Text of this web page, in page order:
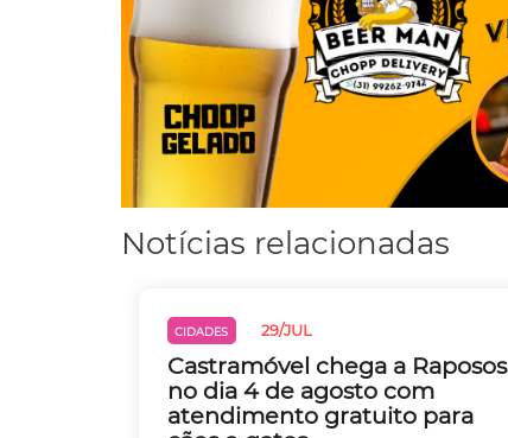
Notícias relacionadas
CIDADES 29/JUL
Castramóvel chega a Raposos
no dia 4 de agosto com
atendimento gratuito para